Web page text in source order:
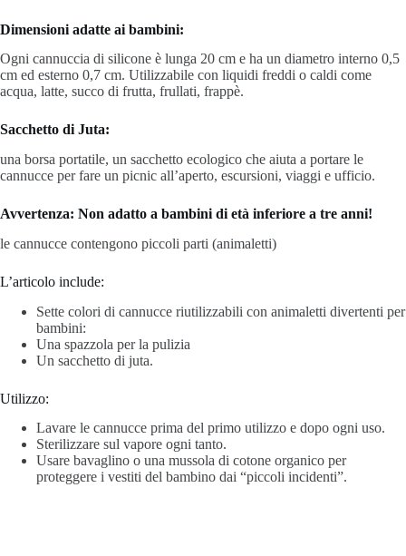
Dimensioni adatte ai bambini:
Ogni cannuccia di silicone è lunga 20 cm e ha un diametro interno 0,5
cm ed esterno 0,7 cm. Utilizzabile con liquidi freddi o caldi come
acqua, latte, succo di frutta, frullati, frappè.
Sacchetto di Juta:
una borsa portatile, un sacchetto ecologico che aiuta a portare le
cannucce per fare un picnic all’aperto, escursioni, viaggi e ufficio.
Avvertenza: Non adatto a bambini di età inferiore a tre anni!
le cannucce contengono piccoli parti (animaletti)
L’articolo include:
Sette colori di cannucce riutilizzabili con animaletti divertenti per
bambini:
Una spazzola per la pulizia
Un sacchetto di juta.
Utilizzo:
Lavare le cannucce prima del primo utilizzo e dopo ogni uso.
Sterilizzare sul vapore ogni tanto.
Usare bavaglino o una mussola di cotone organico per
proteggere i vestiti del bambino dai “piccoli incidenti”.